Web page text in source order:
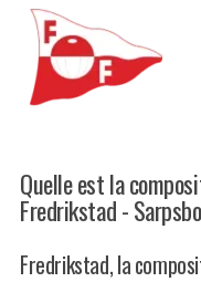
Quelle est la
Fredrikstad -
Fredrikstad, la